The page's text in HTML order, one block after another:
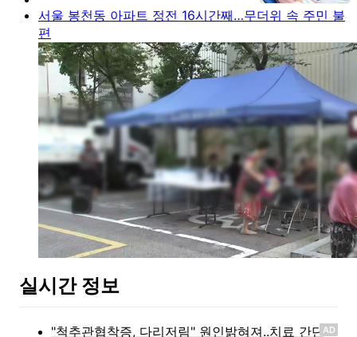
서울 봉천동 아파트 정전 16시간째…무더위 속 주민 불
편
실시간 정보
AD